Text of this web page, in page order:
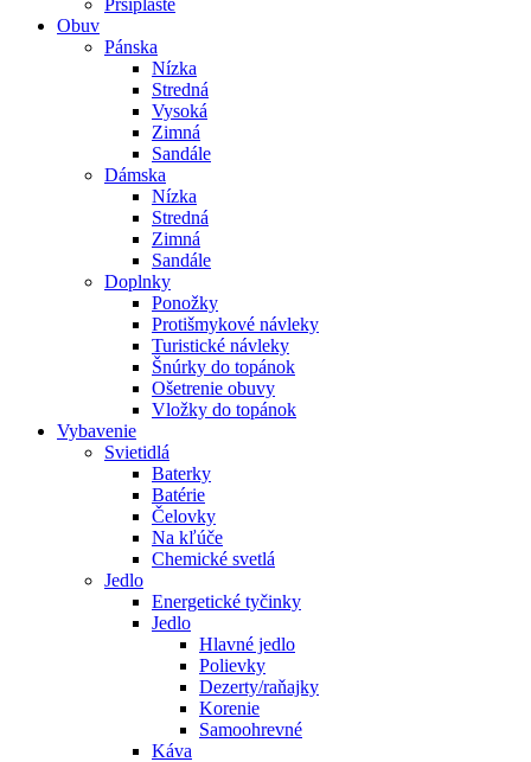
Obuv
Pánska
Nízka
Stredná
Vysoká
Zimná
Sandále
Dámska
Nízka
Stredná
Zimná
Sandále
Doplnky
Ponožky
Protišmykové návleky
Turistické návleky
Šnúrky do topánok
Ošetrenie obuvy
Vložky do topánok
Vybavenie
Svietidlá
Baterky
Batérie
Čelovky
Na kľúče
Chemické svetlá
Jedlo
Energetické tyčinky
Jedlo
Hlavné jedlo
Polievky
Dezerty/raňajky
Korenie
Samoohrevné
Káva